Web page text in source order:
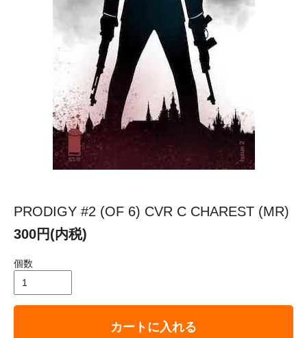
PRODIGY #2 (OF 6) CVR C CHAREST (MR)
300円(内税)
個数
カートに入れる